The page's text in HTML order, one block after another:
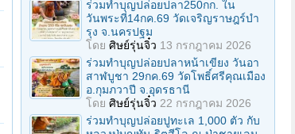
ร่วมทําบุญปล่อยปลา250กก. ใน
วันพระที่14กค.69 วัดเจริญราษฎร์บํา
รุง จ.นครปฐม
โดย ศิษย์รุ่นจิ๋ว 13 กรกฎาคม 2026
ร่วมทําบุญปล่อยปลาหน้าเขียง วันอา
สาฬบูชา 29กค.69 วัดโพธิ์ศรีคุณเมือง
อ.กุมภวาปี จ.อุดรธานี
โดย ศิษย์รุ่นจิ๋ว 22 กรกฎาคม 2026
ร่วมทำบุญปล่อยปูทะเล 1,000 ตัว กับ